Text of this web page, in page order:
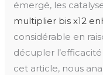
émergé, les
multiplier bis x12
considérable en
décupler
cet article, nous